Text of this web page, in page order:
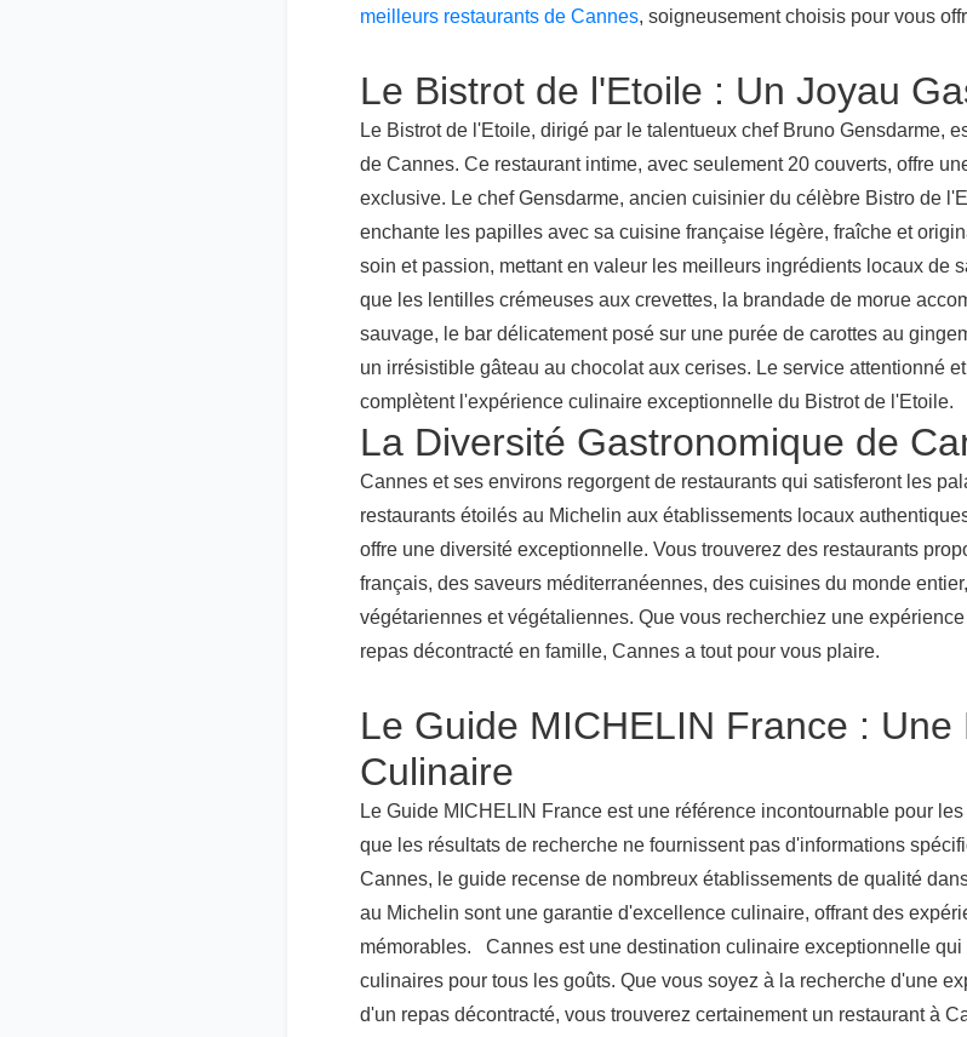
meilleurs restaurants de Cannes, soigneusement choisis pour vous
Le Bistrot de l'Etoile : Un Joyau
Le Bistrot de l'Etoile, dirigé par le talentueux chef Bruno Gensdarme,
de Cannes. Ce restaurant intime, avec seulement 20 couverts, offre
exclusive. Le chef Gensdarme, ancien cuisinier du célèbre Bistro de
enchante les papilles avec sa cuisine française légère, fraîche et
soin et passion, mettant en valeur les meilleurs ingrédients locaux de
que les lentilles crémeuses aux crevettes, la brandade de morue
sauvage, le bar délicatement posé sur une purée de carottes au
un irrésistible gâteau au chocolat aux cerises. Le service attentionné
complètent l'expérience culinaire exceptionnelle du Bistrot de l'Etoile.
La Diversité Gastronomique de
Cannes et ses environs regorgent de restaurants qui satisferont les
restaurants étoilés au Michelin aux établissements locaux
offre une diversité exceptionnelle. Vous trouverez des restaurants
français, des saveurs méditerranéennes, des cuisines du monde
végétariennes et végétaliennes. Que vous recherchiez une
repas décontracté en famille, Cannes a tout pour vous plaire.
Le Guide MICHELIN France : Une
Culinaire
Le Guide MICHELIN France est une référence incontournable pour
que les résultats de recherche ne fournissent pas d'informations
Cannes, le guide recense de nombreux établissements de qualité
au Michelin sont une garantie d'excellence culinaire, offrant des
mémorables. Cannes est une destination culinaire exceptionnelle qui
culinaires pour tous les goûts. Que vous soyez à la recherche d'une
d'un repas décontracté, vous trouverez certainement un restaurant à